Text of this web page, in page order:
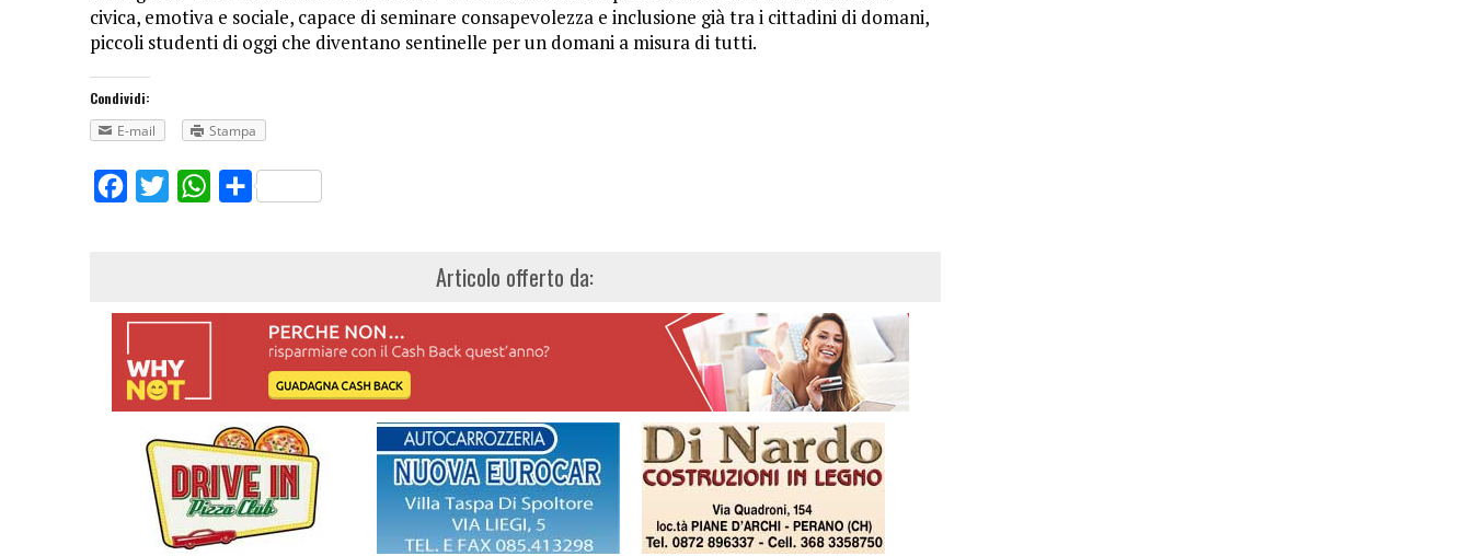
civica, emotiva e sociale, capace di seminare consapevolezza e inclusione già tra i cittadini di domani,
piccoli studenti di oggi che diventano sentinelle per un domani a misura di tutti.
Condividi:
E-mail
Stampa
FacebookTwitterWhatsApp
Share
Articolo offerto da: